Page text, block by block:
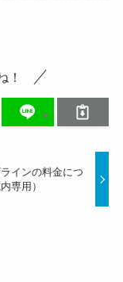
！
インの料金につ
専用）